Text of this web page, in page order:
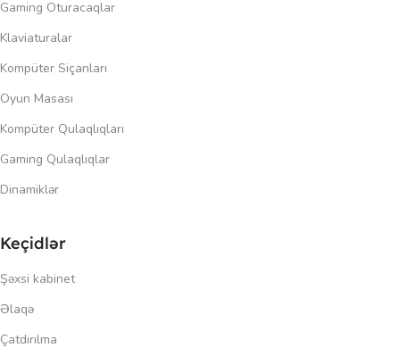
Gaming Oturacaqlar
Klaviaturalar
Kompüter Siçanları
Oyun Masası
Kompüter Qulaqlıqları
Gaming Qulaqlıqlar
Dinamiklər
Keçidlər
Şəxsi kabinet
Əlaqə
Çatdırılma